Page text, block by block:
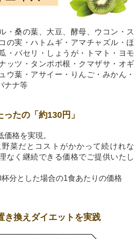
・桑の葉、大豆、酵母、ウコン・ス
の実・ハトムギ・アマチャズル・ほ
・パセリ・しょうが・トマト・ヨモ
ッツ・タンポポ根・クマザサ・オギ
ウ葉・アサイー・りんご・みかん・
ナナ等
ったの「約130円」
格を実現。
菜だとコストがかかって続けれな
なく継続できる価格でご提供いたし
杯分とした場合の1食あたりの価格
き換えダイエットを実践